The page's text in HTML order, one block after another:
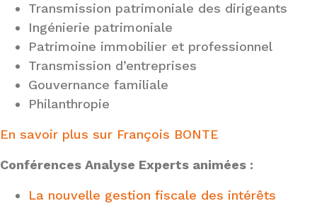
Transmission patrimoniale des dirigeants
Ingénierie patrimoniale
Patrimoine immobilier et professionnel
Transmission d’entreprises
Gouvernance familiale
Philanthropie
En savoir plus sur François BONTE
Conférences Analyse Experts animées :
La nouvelle gestion fiscale des intérêts